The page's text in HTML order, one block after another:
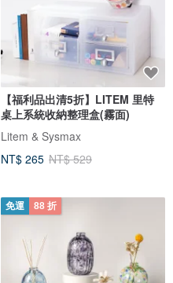
【福利品出清5折】LITEM 里特
桌上系統收納整理盒(霧面)
Litem & Sysmax
NT$ 265 NT$ 529
免運 88 折